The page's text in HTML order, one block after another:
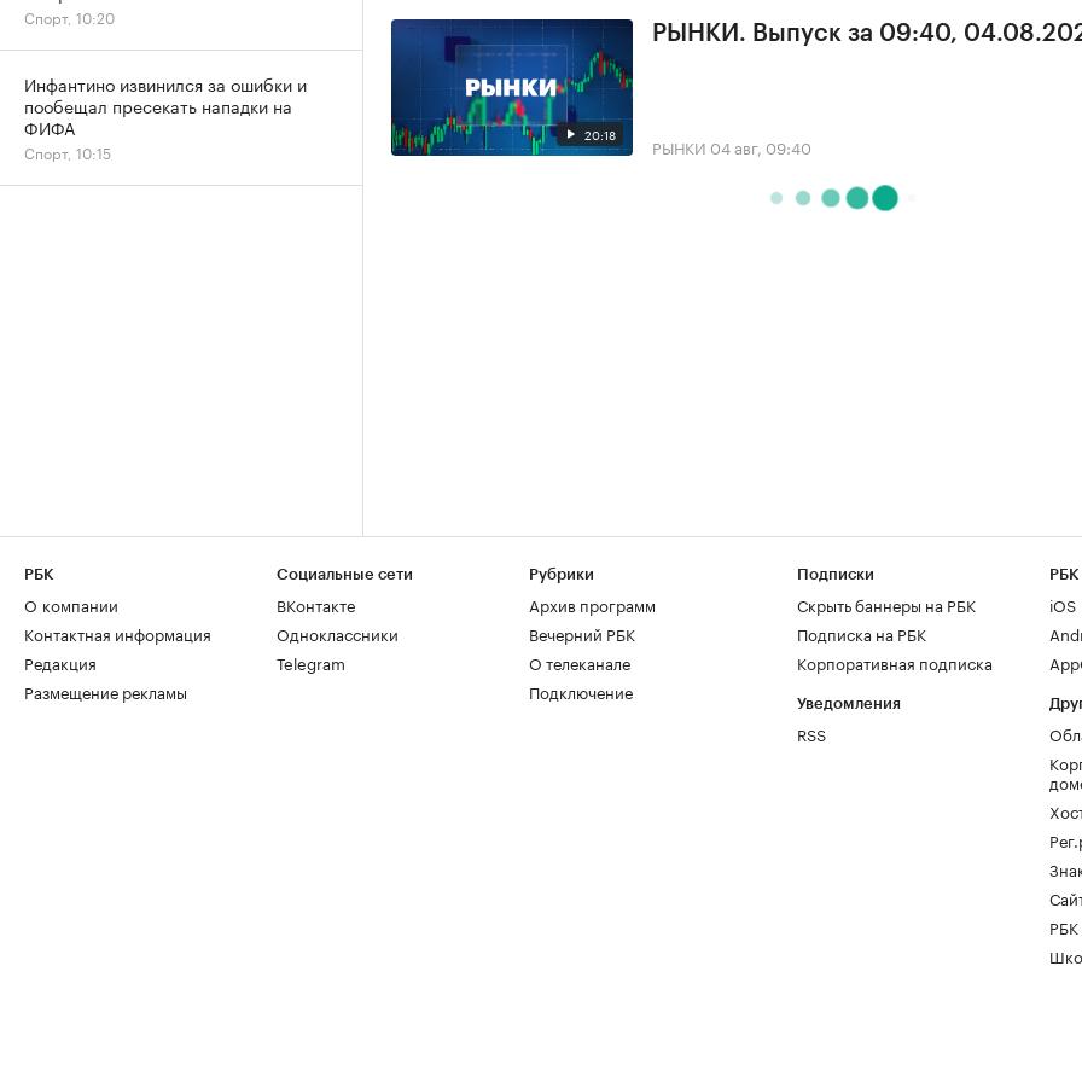
20:18
РЫНКИ. Выпуск за 09:40,
РЫНКИ 04 авг, 09:40
Спорт, 10:20
Инфантино извинился за ошибки и
пообещал пресекать нападки на
ФИФА
Спорт, 10:15
РБК
О компании
Контактная информация
Редакция
Размещение рекламы
Социальные сети
ВКонтакте
Одноклассники
Telegram
Рубрики
Архив программ
Вечерний РБК
О телеканале
Подключение
Подписки
Скрыть баннеры на РБК
Подписка на РБК
Корпоративная подписка
Уведомления
RSS
РБК
iOS